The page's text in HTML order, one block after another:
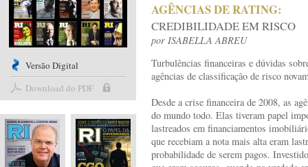
Versão Digital
Download do PDF
AGÊNCIAS DE RATING:
CREDIBILIDADE EM RISCO
por ISABELLA ABREU
Turbulências financeiras e dúvidas
agências de classificação de risco
Desde a crise financeira de 2008, as
do mundo todo. Elas tiveram papel
lastreados em financiamentos
que recebiam a nota mais alta eram
probabilidade de serem pagos.